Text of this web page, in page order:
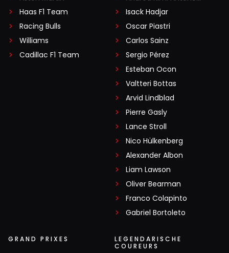
Haas F1 Team
Racing Bulls
Williams
Cadillac F1 Team
Isack Hadjar
Oscar Piastri
Carlos Sainz
Sergio Pérez
Esteban Ocon
Valtteri Bottas
Arvid Lindblad
Pierre Gasly
Lance Stroll
Nico Hülkenberg
Alexander Albon
Liam Lawson
Oliver Bearman
Franco Colapinto
Gabriel Bortoleto
GRAND PRIXES
LEGENDARISCHE
COUREURS